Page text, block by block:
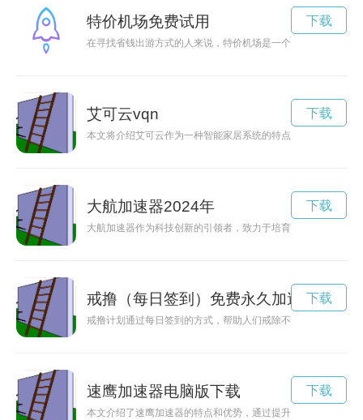
特价机场免费试用
在寻找省钱出游方式的人来说，特价机场是一个不可错过的选
下载
艾可云vqn
本文将介绍艾可云作为一种智能家居系统的特点和优势，以及
下载
大航加速器2024年
大航加速器作为科技创新的引领者，致力于培育和支持优秀的
下载
戒撸（每日签到）免费永久加速
戒撸计划通过每日签到的方式，帮助人们戒除不良撸管习惯，培
下载
速鹰加速器电脑版下载
本文介绍了速鹰加速器的特点和优势，通过提升网络速度带来
下载